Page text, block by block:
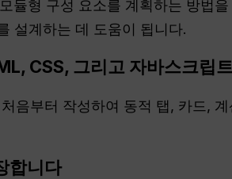
듈형 구성 요소를 계획하는 방법
설계하는 데 도움이 됩니다.
, CSS, 그리고 자바스크립트
음부터 작성하여 동적 탭, 카드,
합니다